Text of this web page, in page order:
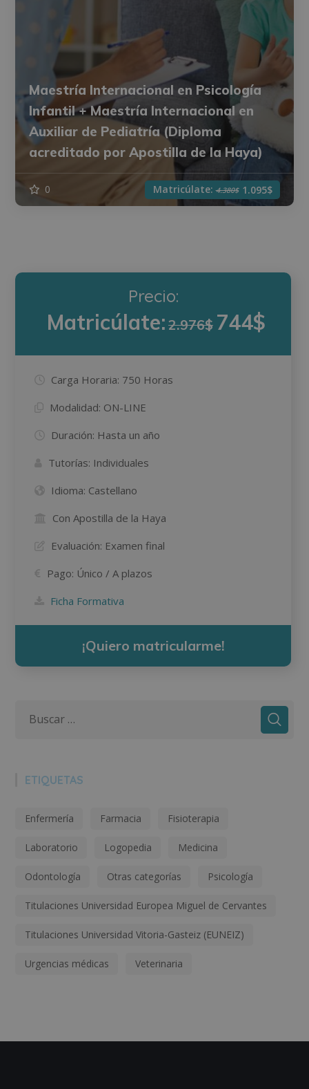
Maestría Internacional en Psicología
Infantil + Maestría Internacional en
Auxiliar de Pediatría (Diploma
acreditado por Apostilla de la Haya)
0 Matricúlate:4.380$ 1.095$
Precio:
Matricúlate:2.976$ 744$
Carga Horaria: 750 Horas
Modalidad: ON-LINE
Duración: Hasta un año
Tutorías: Individuales
Idioma: Castellano
Con Apostilla de la Haya
Evaluación: Examen final
Pago: Único / A plazos
Ficha Formativa
¡Quiero matricularme!
ETIQUETAS
Enfermería Farmacia Fisioterapia
Laboratorio Logopedia Medicina
Odontología Otras categorías Psicología
Titulaciones Universidad Europea Miguel de Cervantes
Titulaciones Universidad Vitoria-Gasteiz (EUNEIZ)
Urgencias médicas Veterinaria